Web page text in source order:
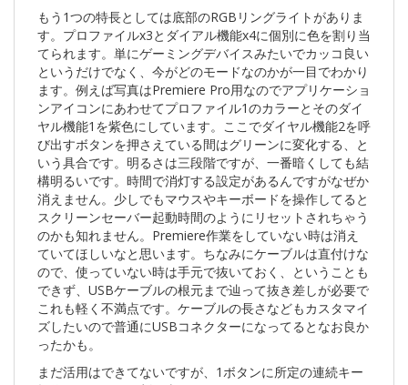
もう1つの特長としては底部のRGBリングライトがありま
す。プロファイルx3とダイアル機能x4に個別に色を割り当
てられます。単にゲーミングデバイスみたいでカッコ良い
というだけでなく、今がどのモードなのかが一目でわかり
ます。例えば写真はPremiere Pro用なのでアプリケーショ
ンアイコンにあわせてプロファイル1のカラーとそのダイ
ヤル機能1を紫色にしています。ここでダイヤル機能2を呼
び出すボタンを押さえている間はグリーンに変化する、と
いう具合です。明るさは三段階ですが、一番暗くしても結
構明るいです。時間で消灯する設定があるんですがなぜか
消えません。少しでもマウスやキーボードを操作してると
スクリーンセーバー起動時間のようにリセットされちゃう
のかも知れません。Premiere作業をしていない時は消え
ていてほしいなと思います。ちなみにケーブルは直付けな
ので、使っていない時は手元で抜いておく、ということも
できず、USBケーブルの根元まで辿って抜き差しが必要で
これも軽く不満点です。ケーブルの長さなどもカスタマイ
ズしたいので普通にUSBコネクターになってるとなお良か
ったかも。
まだ活用はできてないですが、1ボタンに所定の連続キー